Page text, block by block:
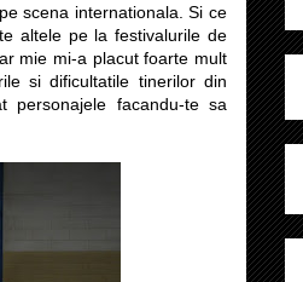
scena internationala. Si ce
altele pe la festivalurile de
mie mi-a placut foarte mult
si dificultatile tinerilor din
facandu-te sa